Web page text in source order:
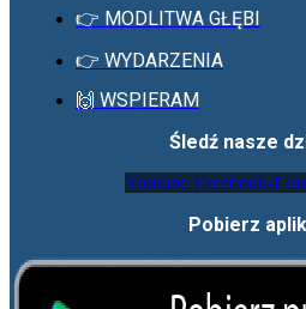
👉 MODLITWA GŁĘBI
👉 WYDARZENIA
🙌 WSPIERAM
Śledź nasze
Youtube Facebook-f
Pobierz